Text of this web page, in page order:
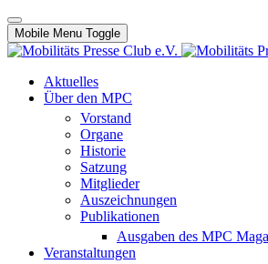
Mobile Menu Toggle
Aktuelles
Über den MPC
Vorstand
Organe
Historie
Satzung
Mitglieder
Auszeichnungen
Publikationen
Ausgaben des MPC
Veranstaltungen